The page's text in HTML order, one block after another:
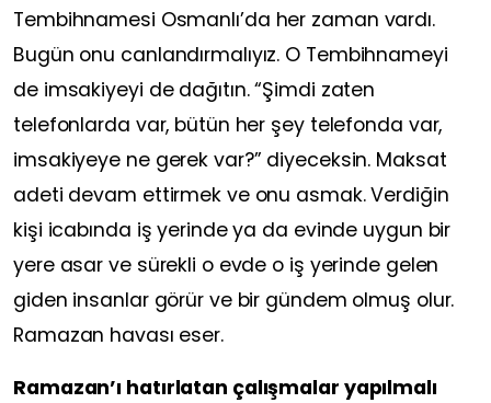
Tembihnamesi Osmanlı’da her zaman vardı.
Bugün onu canlandırmalıyız. O Tembihnameyi
de imsakiyeyi de dağıtın. “Şimdi zaten
telefonlarda var, bütün her şey telefonda var,
imsakiyeye ne gerek var?” diyeceksin. Maksat
adeti devam ettirmek ve onu asmak. Verdiğin
kişi icabında iş yerinde ya da evinde uygun bir
yere asar ve sürekli o evde o iş yerinde gelen
giden insanlar görür ve bir gündem olmuş olur.
Ramazan havası eser.
Ramazan’ı hatırlatan çalışmalar yapılmalı